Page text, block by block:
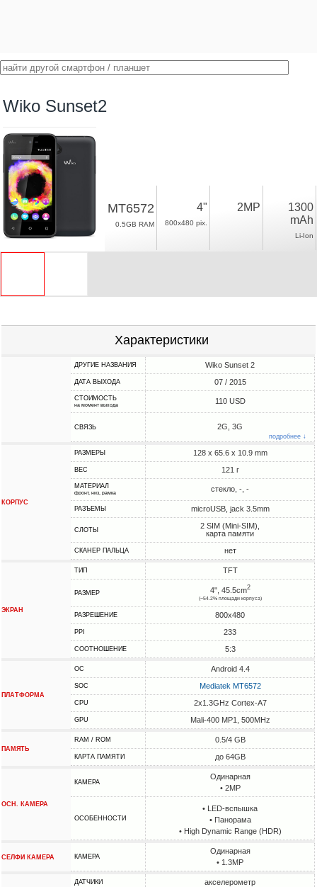
Wiko Sunset2
MT6572
0.5GB RAM
4"
800x480 pix.
2MP
1300
mAh
Li-Ion
Характеристики
ДРУГИЕ НАЗВАНИЯ Wiko Sunset 2
ДАТА ВЫХОДА 07 / 2015
СТОИМОСТЬ
на момент выхода 110 USD
СВЯЗЬ 2G, 3G
подробнее ↓
КОРПУС
РАЗМЕРЫ 128 x 65.6 x 10.9 mm
ВЕС 121 г
МАТЕРИАЛ
фронт, низ, рамка стекло, -, -
РАЗЪЕМЫ microUSB, jack 3.5mm
СЛОТЫ
2 SIM (Mini-SIM),
карта памяти
СКАНЕР ПАЛЬЦА нет
ЭКРАН
ТИП TFT
РАЗМЕР 4", 45.5cm2
(~54.2% площади корпуса)
РАЗРЕШЕНИЕ 800x480
PPI 233
СООТНОШЕНИЕ 5:3
ПЛАТФОРМА
ОС Android 4.4
SOC Mediatek MT6572
CPU 2x1.3GHz Cortex-A7
GPU Mali-400 MP1, 500MHz
ПАМЯТЬ
RAM / ROM 0.5/4 GB
КАРТА ПАМЯТИ до 64GB
ОСН. КАМЕРА
КАМЕРА
Одинарная
• 2MP
ОСОБЕННОСТИ
• LED-вспышка
• Панорама
• High Dynamic Range (HDR)
СЕЛФИ КАМЕРА КАМЕРА
Одинарная
• 1.3MP
ДАТЧИКИ акселерометр